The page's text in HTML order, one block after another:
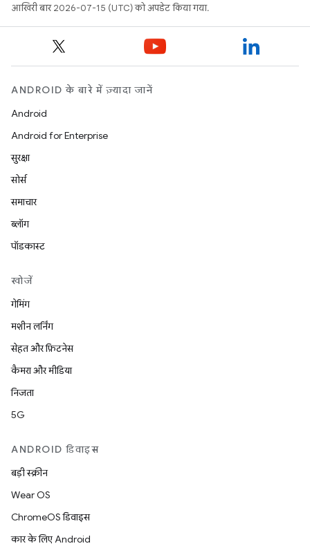
आखिरी बार 2026-07-15 (UTC) को अपडेट किया गया.
ANDROID के बारे में ज़्यादा जानें
Android
Android for Enterprise
सुरक्षा
सोर्स
समाचार
ब्लॉग
पॉडकास्ट
खोजें
गेमिंग
मशीन लर्निंग
सेहत और फ़िटनेस
कैमरा और मीडिया
निजता
5G
ANDROID डिवाइस
बड़ी स्क्रीन
Wear OS
ChromeOS डिवाइस
कार के लिए Android